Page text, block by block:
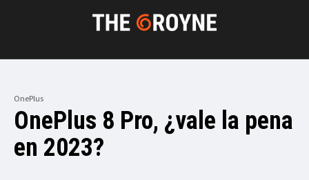
OnePlus
OnePlus 8 Pro, ¿vale la pena
en 2023?